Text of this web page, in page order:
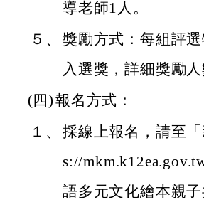
導老師1人。
５、
獎勵方式：每組評
入選獎，詳細獎勵
(四)報名方式：
１、 採線上報名，請至
s://
語多元文化繪本親